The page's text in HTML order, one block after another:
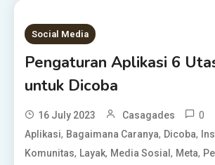
Social Media
Pengaturan Aplikasi 6
untuk Dicoba
16 July 2023 Casagades 0
Aplikasi, Bagaimana Caranya, Dicoba,
Komunitas, Layak, Media Sosial, Meta,